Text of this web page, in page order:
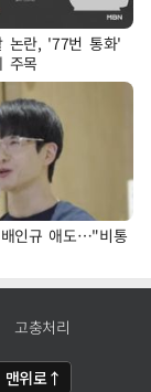
논란, '77번 통화'
주목
인규 애도…"비통
고충처리
맨위로↑